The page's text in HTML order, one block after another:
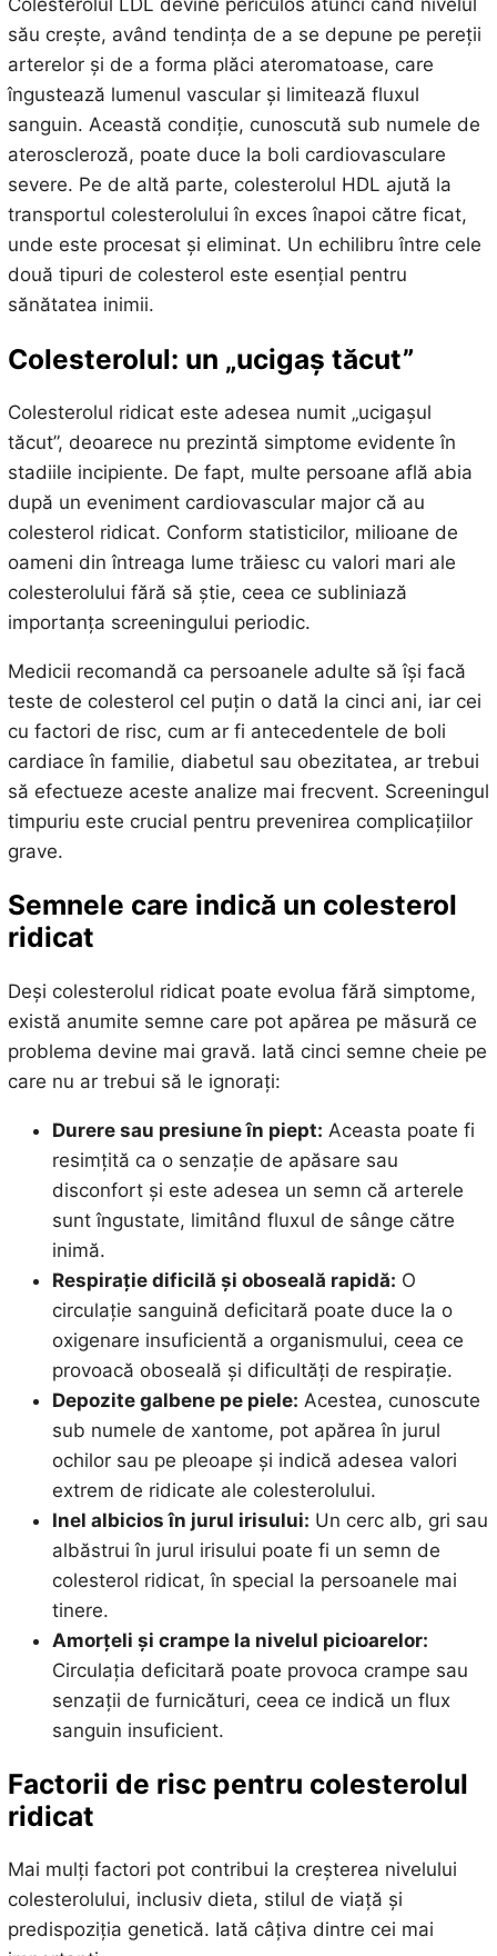
Colesterolul LDL devine periculos atunci când nivelul
său crește, având tendința de a se depune pe pereții
arterelor și de a forma plăci ateromatoase, care
îngustează lumenul vascular și limitează fluxul
sanguin. Această condiție, cunoscută sub numele de
ateroscleroză, poate duce la boli cardiovasculare
severe. Pe de altă parte, colesterolul HDL ajută la
transportul colesterolului în exces înapoi către ficat,
unde este procesat și eliminat. Un echilibru între cele
două tipuri de colesterol este esențial pentru
sănătatea inimii.
Colesterolul: un „ucigaș tăcut”
Colesterolul ridicat este adesea numit „ucigașul
tăcut”, deoarece nu prezintă simptome evidente în
stadiile incipiente. De fapt, multe persoane află abia
după un eveniment cardiovascular major că au
colesterol ridicat. Conform statisticilor, milioane de
oameni din întreaga lume trăiesc cu valori mari ale
colesterolului fără să știe, ceea ce subliniază
importanța screeningului periodic.
Medicii recomandă ca persoanele adulte să își facă
teste de colesterol cel puțin o dată la cinci ani, iar cei
cu factori de risc, cum ar fi antecedentele de boli
cardiace în familie, diabetul sau obezitatea, ar trebui
să efectueze aceste analize mai frecvent. Screeningul
timpuriu este crucial pentru prevenirea complicațiilor
grave.
Semnele care indică un colesterol
ridicat
Deși colesterolul ridicat poate evolua fără simptome,
există anumite semne care pot apărea pe măsură ce
problema devine mai gravă. Iată cinci semne cheie pe
care nu ar trebui să le ignorați:
Durere sau presiune în piept: Aceasta poate fi
resimțită ca o senzație de apăsare sau
disconfort și este adesea un semn că arterele
sunt îngustate, limitând fluxul de sânge către
inimă.
Respirație dificilă și oboseală rapidă: O
circulație sanguină deficitară poate duce la o
oxigenare insuficientă a organismului, ceea ce
provoacă oboseală și dificultăți de respirație.
Depozite galbene pe piele: Acestea, cunoscute
sub numele de xantome, pot apărea în jurul
ochilor sau pe pleoape și indică adesea valori
extrem de ridicate ale colesterolului.
Inel albicios în jurul irisului: Un cerc alb, gri sau
albăstrui în jurul irisului poate fi un semn de
colesterol ridicat, în special la persoanele mai
tinere.
Amorțeli și crampe la nivelul picioarelor:
Circulația deficitară poate provoca crampe sau
senzații de furnicături, ceea ce indică un flux
sanguin insuficient.
Factorii de risc pentru colesterolul
ridicat
Mai mulți factori pot contribui la creșterea nivelului
colesterolului, inclusiv dieta, stilul de viață și
predispoziția genetică. Iată câțiva dintre cei mai